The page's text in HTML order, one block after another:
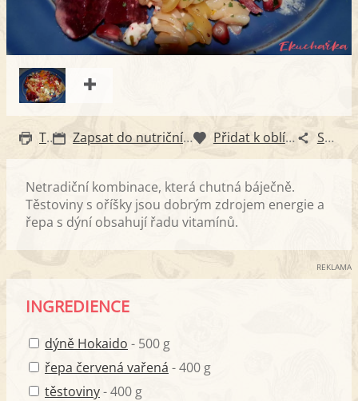
Tisk Zapsat do nutričního diáře Přidat k oblíbeným Sdílet
Netradiční kombinace, která chutná báječně.
Těstoviny s oříšky jsou dobrým zdrojem energie a
řepa s dýní obsahují řadu vitamínů.
REKLAMA
INGREDIENCE
dýně Hokaido - 500 g
řepa červená vařená - 400 g
těstoviny- 400 g